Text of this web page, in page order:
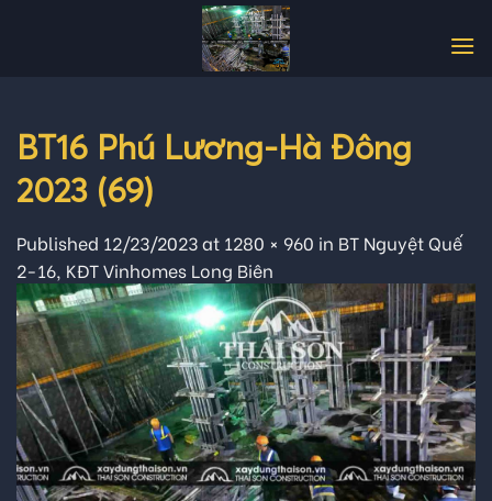
BT16 Phú Lương-Hà Đông
2023 (69)
Published 12/23/2023at 1280 × 960 in BT Nguyệt Quế
2-16, KĐT Vinhomes Long Biên